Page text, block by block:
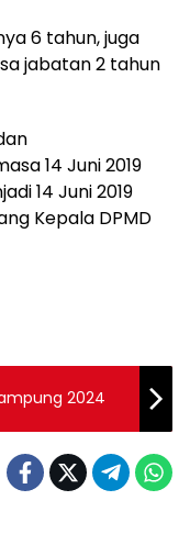
6 tahun, juga
jabatan 2 tahun
14 Juni 2019
14 Juni 2019
Kepala DPMD
2024